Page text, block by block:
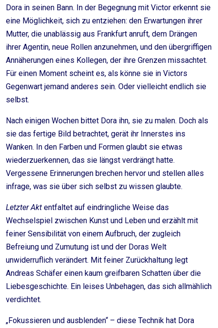
Dora in seinen Bann. In der Begegnung mit Victor erkennt sie
eine Möglichkeit, sich zu entziehen: den Erwartungen ihrer
Mutter, die unablässig aus Frankfurt anruft, dem Drängen
ihrer Agentin, neue Rollen anzunehmen, und den übergriffigen
Annäherungen eines Kollegen, der ihre Grenzen missachtet.
Für einen Moment scheint es, als könne sie in Victors
Gegenwart jemand anderes sein. Oder vielleicht endlich sie
selbst.
Nach einigen Wochen bittet Dora ihn, sie zu malen. Doch als
sie das fertige Bild betrachtet, gerät ihr Innerstes ins
Wanken. In den Farben und Formen glaubt sie etwas
wiederzuerkennen, das sie längst verdrängt hatte.
Vergessene Erinnerungen brechen hervor und stellen alles
infrage, was sie über sich selbst zu wissen glaubte.
Letzter Akt entfaltet auf eindringliche Weise das
Wechselspiel zwischen Kunst und Leben und erzählt mit
feiner Sensibilität von einem Aufbruch, der zugleich
Befreiung und Zumutung ist und der Doras Welt
unwiderruflich verändert. Mit feiner Zurückhaltung legt
Andreas Schäfer einen kaum greifbaren Schatten über die
Liebesgeschichte. Ein leises Unbehagen, das sich allmählich
verdichtet.
„Fokussieren und ausblenden“ – diese Technik hat Dora